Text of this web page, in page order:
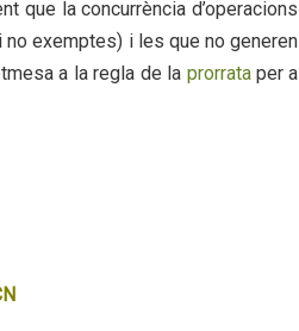
que la concurrència d’operacions
exemptes) i les que no generen
a la regla de la prorrataper a